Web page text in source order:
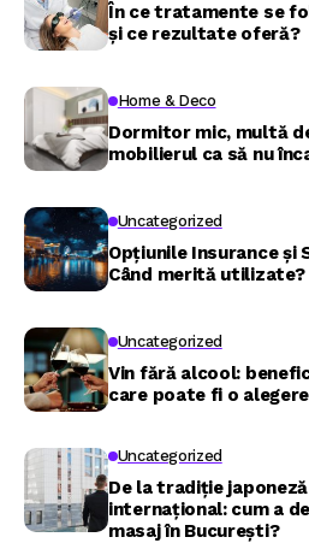
În ce tratamente se
și ce rezultate oferă?
Home & Deco
Dormitor mic, multă
mobilierul ca să nu
Uncategorized
Opțiunile Insurance și
Când merită utilizate?
Uncategorized
Vin fără alcool:
care poate fi o
Uncategorized
De la tradiție
internațional: cum a
masaj în București?